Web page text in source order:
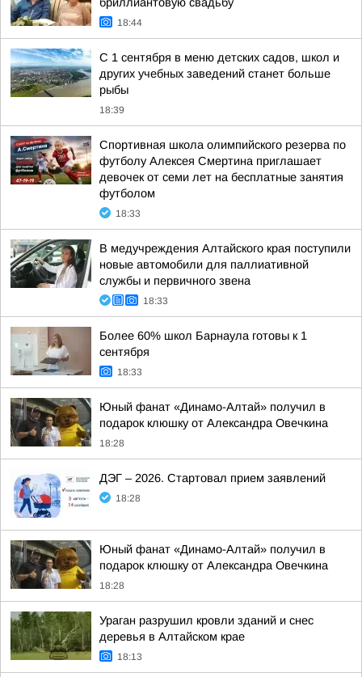
18:44
С 1 сентября в меню детских садов, школ и
других учебных заведений станет больше
рыбы
18:39
Спортивная школа олимпийского резерва по
футболу Алексея Смертина приглашает
девочек от семи лет на бесплатные занятия
футболом
18:33
В медучреждения Алтайского края поступили
новые автомобили для паллиативной
службы и первичного звена
18:33
Более 60% школ Барнаула готовы к 1
сентября
18:33
Юный фанат «Динамо-Алтай» получил в
подарок клюшку от Александра Овечкина
18:28
ДЭГ – 2026. Стартовал прием заявлений
18:28
Юный фанат «Динамо-Алтай» получил в
подарок клюшку от Александра Овечкина
18:28
Ураган разрушил кровли зданий и снес
деревья в Алтайском крае
18:13